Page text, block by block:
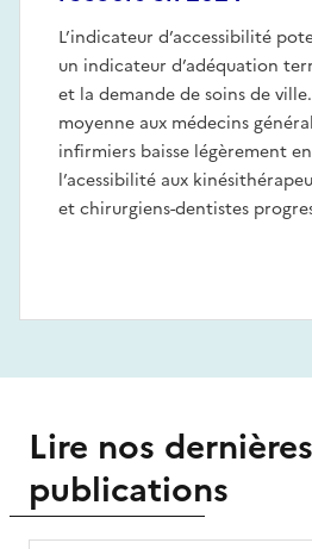
L’indicateur d’accessibilité
un indicateur d’adéquation
et la demande de soins de
moyenne aux médecins
infirmiers baisse légèrement
l’acessibilité aux
et chirurgiens-dentistes
Lire nos dernières
publications